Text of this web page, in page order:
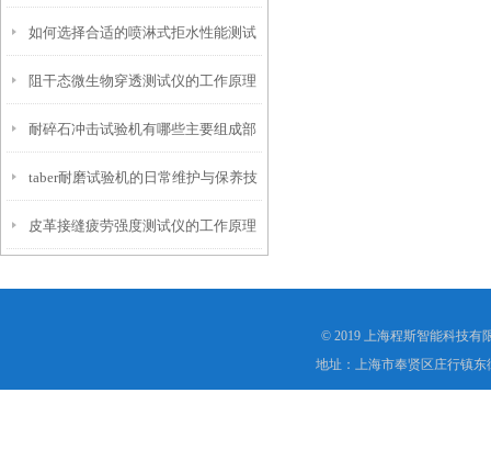
化
如何选择合适的喷淋式拒水性能测试
仪
阻干态微生物穿透测试仪的工作原理
解析
耐碎石冲击试验机有哪些主要组成部
分？
taber耐磨试验机的日常维护与保养技
巧
皮革接缝疲劳强度测试仪的工作原理
© 2019 上海程斯智能科技有
地址：上海市奉贤区庄行镇东